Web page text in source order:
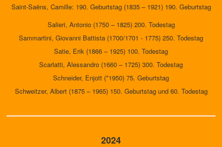
Saint-Saëns, Camille: 190. Geburtstag (1835 – 1921) 190. Geburtstag
Salieri, Antonio (1750 – 1825) 200. Todestag
Sammartini, Giovanni Battista (1700/1701 - 1775) 250. Todestag
Satie, Erik (1866 – 1925) 100. Todestag
Scarlatti, Alessandro (1660 – 1725) 300. Todestag
Schneider, Enjott (*1950) 75. Geburtstag
Schweitzer, Albert (1875 – 1965) 150. Geburtstag und 60. Todestag
2024